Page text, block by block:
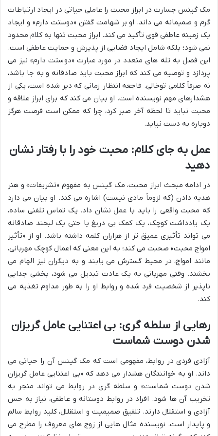
مک گینس جسارت در ابراز محبت را عاملی حیاتی در ایجاد ارتباطات
گرم و صمیمانه می داند. او بر شهامت گفتن «دوستت دارم» و ایجاد
یک زمینه عاطفی قوی تأکید می کند. ابراز محبت تنها به کلام محدود
نمی شود؛ بلکه شامل ایجاد فضایی از پذیرش و حمایت عاطفی است.
این فصل به تله های متعدد در مورد عبارت «دوستت دارم» نیز می
پردازد و توصیه می کند که ابراز محبت باید صادقانه و به جا باشد،
نه صرفاً کلامی توخالی. فاجعه انتظار زمانی که دیر شده است، یکی از
هشدارهای مهم نویسنده است. او بیان می کند که برای ابراز علاقه و
محبت نباید تا لحظه آخر صبر کرد، چرا که ممکن است فرصت هرگز
دوباره به دست نیاید.
عمل به جای کلام: محبت خود را با رفتار نشان
دهید
در ادامه مبحث ابراز محبت، مک گینس به مفهوم «تشریفات» و هنر
هدیه دادن (که لزوماً مادی نیست) اشاره می کند. او بیان می دارد
که محبت واقعی را باید با عمل نشان داد. یک تماس تلفنی ساده،
یک یادداشت کوچک، یک کمک بی دریغ یا حتی یک لبخند صادقانه
می تواند تأثیری عمیق تر از هزاران کلمه داشته باشد. او از «تأثیر
امواج محبت» صحبت می کند؛ به این معنی که اعمال کوچک مهربانی،
مانند امواج، در محیط گسترش می یابند و به دیگران نیز الهام می
بخشند. وقتی مهربانی به یک عادت تبدیل می شود، بخشی جدایی
ناپذیر از شخصیت فرد شده و روابط او را به طور مداوم تغذیه می
کند.
رهایی از سلطه گری: بی اعتنایی عامل گریزان
شدن دوست شماست
آزادی فردی در روابط، مفهومی است که مک گینس آن را حیاتی می
داند. او به خوانندگان هشدار می دهد که «بی اعتنایی عامل گریزان
شدن دوست شماست» و سلطه گری در روابط می تواند منجر به
تخریب آن ها شود. افراد در روابط دوستانه و عاطفی، نیاز به حس
آزادی و استقلال دارند. تلفیق صمیمیت و استقلال، کلید روابط سالم
و پایدار است. نویسنده مثال هایی از زوج های معروف را مطرح می